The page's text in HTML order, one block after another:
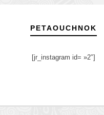
PETAOUCHNOK
[jr_instagram id= »2″]